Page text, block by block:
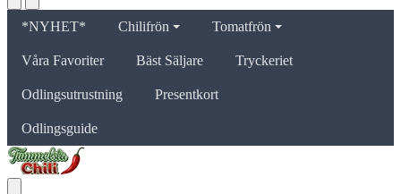
*NYHET* Chilifrön Tomatfrön
Våra Favoriter Bäst Säljare Tryckeriet
Odlingsutrustning Presentkort
Odlingsguide